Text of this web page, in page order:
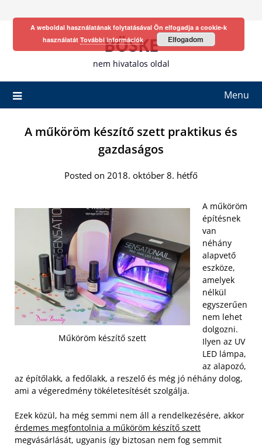
BÖSKE
nem hivatalos oldal
Menu
A műköröm készítő szett praktikus és
gazdaságos
Posted on 2018. október 8. hétfő
Műköröm készítő szett
A műköröm
építésnek
van
néhány
alapvető
eszköze,
amelyek
nélkül
egyszerűen
nem lehet
dolgozni.
Ilyen az UV
LED lámpa,
az alapozó,
az építőlakk, a fedőlakk, a reszelő és még jó néhány dolog,
ami a végeredmény tökéletesítését szolgálja.
Ezek közül, ha még semmi nem áll a rendelkezésére, akkor
érdemes megfontolnia a műköröm készítő szett
megvásárlását, ugyanis így biztosan nem fog semmit
A weboldal használatának folytatásával Ön elfogadja a cookie-k
használatát További információk Elfogadom